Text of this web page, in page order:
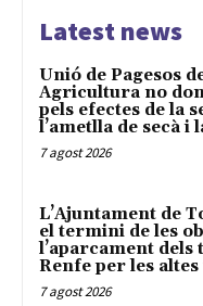
Latest news
Unió de Pagesos
Agricultura no
pels efectes de la
l’ametlla de secà i
7 agost 2026
L’Ajuntament de
el termini de les
l’aparcament dels
Renfe per les
7 agost 2026